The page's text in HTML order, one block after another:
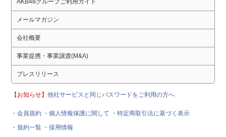
AKB48グループご利用ガイド
メールマガジン
会社概要
事業提携・事業譲渡(M&A)
プレスリリース
【お知らせ】他社サービスと同じパスワードをご利用の方へ
・会員規約 ・個人情報保護に関して
・特定商取引法に基づく表示
・規約一覧 ・採用情報